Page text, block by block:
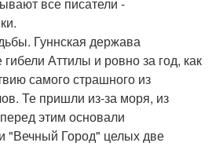
Гуннская держава
Аттилы и ровно за год, как
самого страшного из
Те пришли из-за моря, из
этим основали
"Вечный Город" целых две